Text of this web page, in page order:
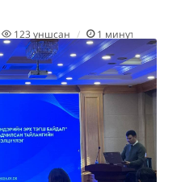
123 уншсан 1 минут уншина